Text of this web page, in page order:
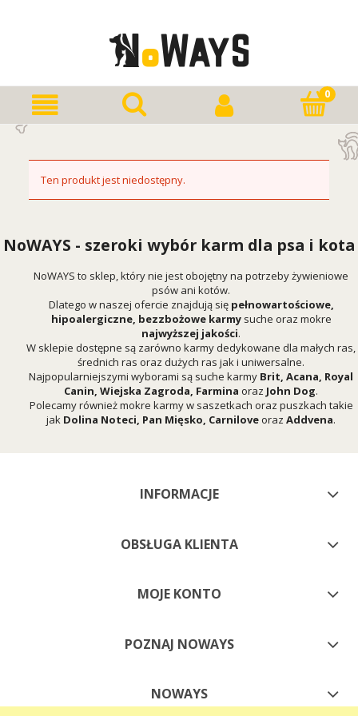
Ten produkt jest niedostępny.
NoWAYS - szeroki wybór karm dla psa i kota
NoWAYS to sklep, który nie jest obojętny na potrzeby żywieniowe
psów ani kotów.
Dlatego w naszej ofercie znajdują się pełnowartościowe,
hipoalergiczne, bezzbożowe karmy suche oraz mokre
najwyższej jakości.
W sklepie dostępne są zarówno karmy dedykowane dla małych ras,
średnich ras oraz dużych ras jak i uniwersalne.
Najpopularniejszymi wyborami są suche karmy Brit, Acana, Royal
Canin, Wiejska Zagroda, Farmina oraz John Dog.
Polecamy również mokre karmy w saszetkach oraz puszkach takie
jak Dolina Noteci, Pan Mięsko, Carniloveoraz Addvena.
INFORMACJE
OBSŁUGA KLIENTA
MOJE KONTO
POZNAJ NOWAYS
NOWAYS